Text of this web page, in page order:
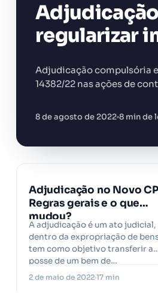
regularizar
Adjudicação compulsória
14382/22 nas ações de
8 de agosto de 2022 8 min de
Adjudicação no Novo
Regras gerais e o que
mudou?
A adjudicação é um ato judicial,
dentro da expropriação de
tem como objetivo transferir a
posse de um bem de…
2 de maio de 2022 17 min
FERRAMENTA
Sumarizador